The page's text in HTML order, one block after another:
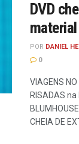
DVD
POR DANIEL
0
VIAGENS
RISADAS na
CHEIA DE